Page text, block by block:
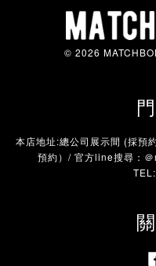
© 2026
本店地址:總公司展示間 (採預
預約）/ 官方line搜尋：